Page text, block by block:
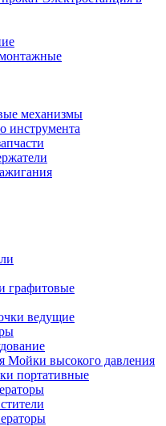
механизмы
инструмента
графитовые
ведущие
Мойки высокого давления
портативные